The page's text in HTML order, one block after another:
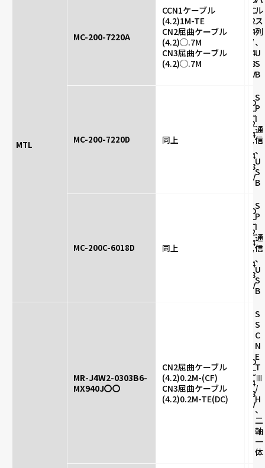
MTL
MC-200-7220A
CCN1ケーブル
(4.2)1M-TE
CN2屈曲ケーブル
(4.2)◯.7M
CN3屈曲ケーブル
(4.2)◯.7M
C
2
4
/
4
8
V
ル
ス
列
、
U
S
B
MC-200-7220D 同上
D
C
2
4
/
4
8
V
S
P
I
通
信
、
U
S
B
MC-200C-6018D 同上
D
C
2
4
/
4
8
V
S
P
I
通
信
、
U
S
B
MR-J4W2-0303B6-
MX940J〇〇
CN2屈曲ケーブル
(4.2)0.2M-(CF)
CN3屈曲ケーブル
(4.2)0.2M-TE(DC)
D
C
4
8
V
S
S
C
N
E
T
Ⅲ
/
H
、
二
軸
一
体